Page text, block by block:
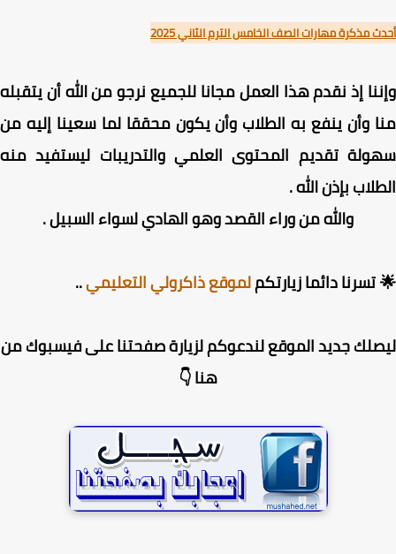
مذكرة مهارات الصف الخامس الترم الثاني 2025
إذ نقدم هذا العمل مجانا للجميع نرجو من الله أن يتقبله
وأن ينفع به الطلاب وأن يكون محققا لما سعينا إليه من
تقديم المحتوى العلمي والتدريبات ليستفيد منه
بإذن الله .
والله من وراء القصد وهو الهادي لسواء السبيل .
تسرنا دائما زيارتكملموقع ذاكرولي التعليمي..
جديد الموقع لندعوكم لزيارة صفحتنا على فيسبوك من
هنا 👇